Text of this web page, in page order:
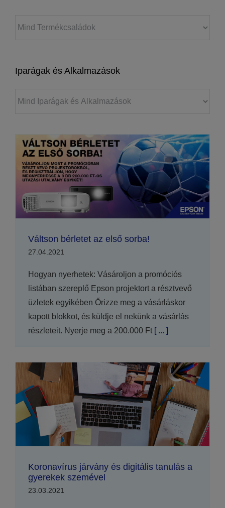
Iparágak és Alkalmazások
Váltson bérletet az első sorba!
27.04.2021
Hogyan nyerhetek: Vásároljon a promóciós
listában szereplő Epson projektort a résztvevő
üzletek egyikében Őrizze meg a vásárláskor
kapott blokkot, és küldje el nekünk a vásárlás
részleteit. Nyerje meg a 200.000 Ft[ ... ]
Koronavírus járvány és digitális tanulás a
gyerekek szemével
23.03.2021